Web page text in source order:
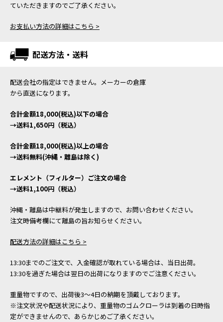
ていただきますのでご了承ください。
お支払い方法の詳細はこちら >
配送方法・送料
配送会社の指定はできません。メーカーの倉庫
から直送になります。
合計金額18,000(税込)以下の場合
→送料1,650円（税込）
合計金額18,000(税込)以上の場合
→送料無料(沖縄・離島は除く)
エレメント（フィルター）ご注文の場合
→送料1,100円（税込）
沖縄・離島は中継料が発生しますので、お問い合わせください。
注文時備考欄にて離島の旨お知らせください。
配送方法の詳細はこちら >
13:30までのご注文で、入金確認が取れている場合は、当日出荷。
13:30を過ぎた場合は翌日の出荷になりますのでご注意ください。
重量物ですので、出荷後3～4日の納期を頂戴しております。
※注文状況や配送状況により、重量物のゴムクローラは到着の日時指
定ができませんので、あらかじめご了承ください。